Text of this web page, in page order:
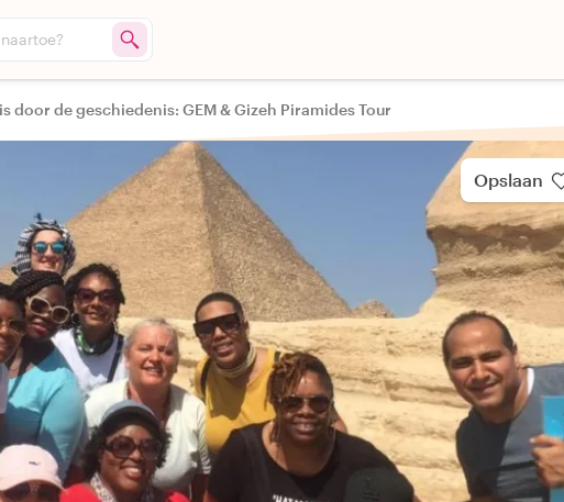
door de geschiedenis: GEM & Gizeh Piramides Tour
Opslaan